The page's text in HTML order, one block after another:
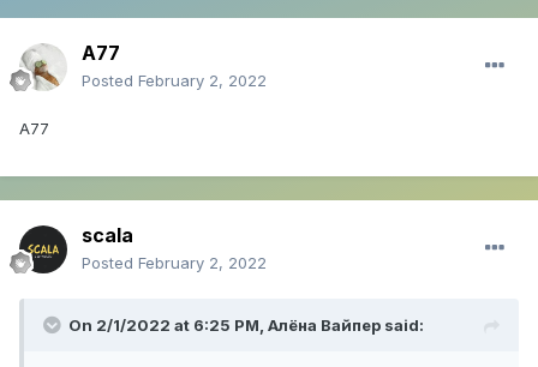
A77
Posted February 2, 2022
А77
scala
Posted February 2, 2022
On 2/1/2022 at 6:25 PM, Алёна Вайпер said: